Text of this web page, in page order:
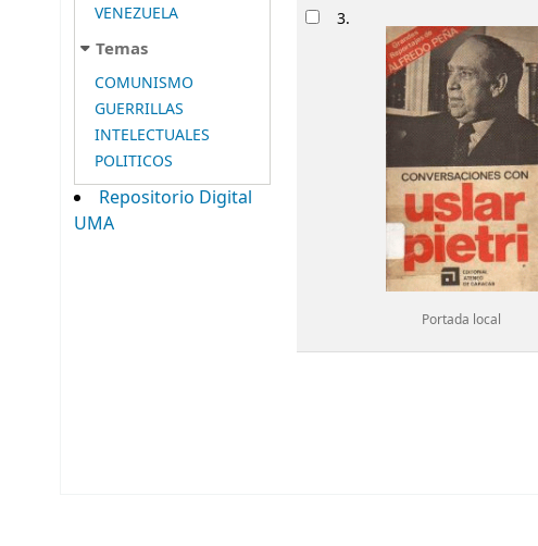
VENEZUELA
Temas
COMUNISMO
GUERRILLAS
INTELECTUALES
POLITICOS
Repositorio Digital
UMA
3.
Portada local